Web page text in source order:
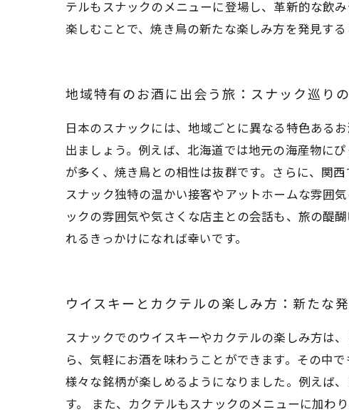
テルもスナックのメニューに登場し、革新的な飲
楽しむことで、焼き鳥の新たな楽しみ方を発見する
地域特有のお酒に出会う旅：スナック巡り
日本のスナックには、地域ごとに異なる特色ある
出ましょう。例えば、北海道では地元の海産物に
が多く、焼き鳥との相性は抜群です。さらに、関
スナック独特の温かい接客やアットホームな雰囲
ックの雰囲気や気さくな店主との会話も、旅の醍
れるきっかけになれば幸いです。
ウイスキーとカクテルの楽しみ方：新たな
スナックでのウイスキーやカクテルの楽しみ方は
ら、気軽にお酒を味わうことができます。その中
様々な銘柄が楽しめるようになりました。例えば
す。 また、カクテルもスナックのメニューに加わ